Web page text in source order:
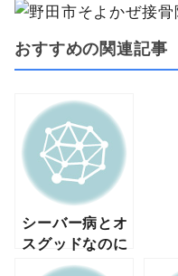
おすすめの関連記事
シーバー病とオ
スグッドなのに
練習再開